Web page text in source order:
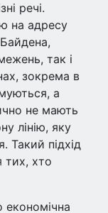
речі.
на адресу
Байдена,
так і
зокрема в
а
не мають
лінію, яку
Такий підхід
тих, хто